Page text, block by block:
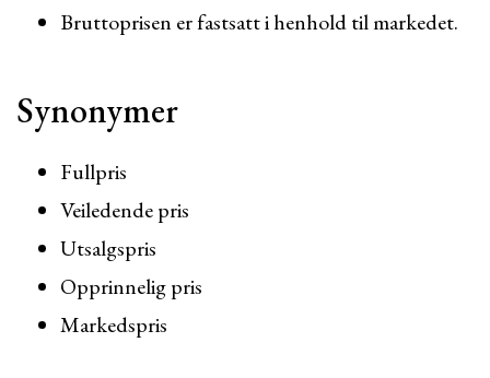
Bruttoprisen er fastsatt i henhold til markedet.
Synonymer
Fullpris
Veiledende pris
Utsalgspris
Opprinnelig pris
Markedspris